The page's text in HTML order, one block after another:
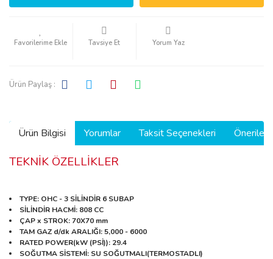
Tavsiye Et Yorum Yaz
Ürün Paylaş :
Ürün Bilgisi Yorumlar Taksit Seçenekleri
TEKNİK ÖZELLİKLER
TYPE: OHC - 3 SİLİNDİR 6 SUBAP
SİLİNDİR HACMİ: 808 CC
ÇAP x STROK: 70X70 mm
TAM GAZ d/dk ARALIĞI: 5,000 - 6000
RATED POWER(kW (PSİ)): 29.4
SOĞUTMA SİSTEMİ: SU SOĞUTMALI(TERMOSTADLI)